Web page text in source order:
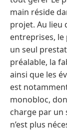
main réside
projet. Au lieu
entreprises,
un seul
préalable, la
ainsi que les
est
monobloc,
charge par un
n’est plus